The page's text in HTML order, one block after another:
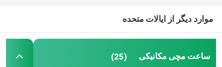
موارد دیگر از ایالات متحده
ساعت مچی مکانیکی (25)